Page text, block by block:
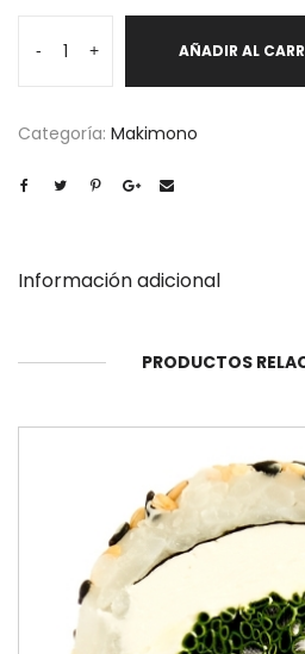
-
Sake
+ AÑADIR AL
Categoría: Makimono
Información adicional
PRODUCTOS